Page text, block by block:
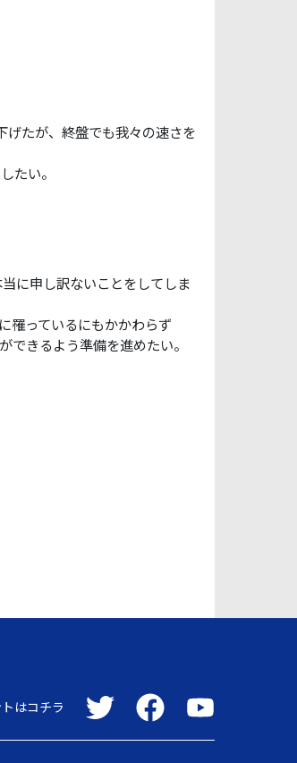
げたが、終盤でも我々の速さを
たい。
に申し訳ないことをしてしま
罹っているにもかかわらず
きるよう準備を進めたい。
はコチラ